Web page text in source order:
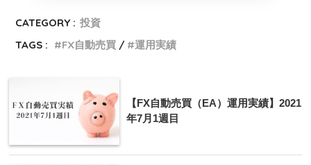
CATEGORY : 投資
TAGS :
FX自動売買 運用実績
【FX自動売買（EA）運用実績】2021
年7月1週目